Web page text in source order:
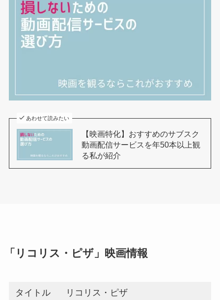
あわせて読みたい
【映画特化】おすすめのサブスク
動画配信サービスを年50本以上観
る私が紹介
「リコリス・ピザ」映画情報
タイトル リコリス・ピザ